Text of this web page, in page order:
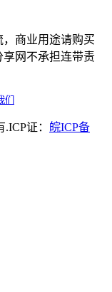
商业用途请购买
网不承担连带责
们
证： 皖ICP备